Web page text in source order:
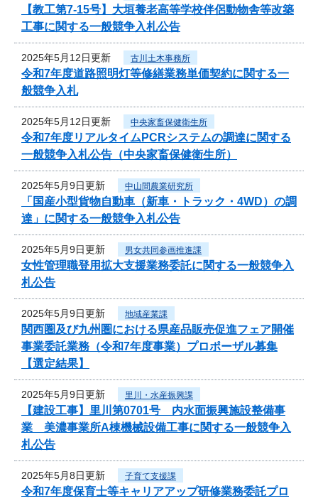
【教工第7-15号】大垣養老高等学校伴侶動物舎等改築
工事に関する一般競争入札公告
2025年5月12日更新 古川土木事務所
令和7年度道路照明灯等修繕業務単価契約に関する一
般競争入札
2025年5月12日更新 中央家畜保健衛生所
令和7年度リアルタイムPCRシステムの調達に関する
一般競争入札公告（中央家畜保健衛生所）
2025年5月9日更新 中山間農業研究所
「国産小型貨物自動車（新車・トラック・4WD）の調
達」に関する一般競争入札公告
2025年5月9日更新 男女共同参画推進課
女性管理職登用拡大支援業務委託に関する一般競争入
札公告
2025年5月9日更新 地域産業課
関西圏及び九州圏における県産品販売促進フェア開催
事業委託業務（令和7年度事業）プロポーザル募集
【選定結果】
2025年5月9日更新 里川・水産振興課
【建設工事】里川第0701号 内水面振興施設整備事
業 美濃事業所A棟機械設備工事に関する一般競争入
札公告
2025年5月8日更新 子育て支援課
令和7年度保育士等キャリアアップ研修業務委託プロ